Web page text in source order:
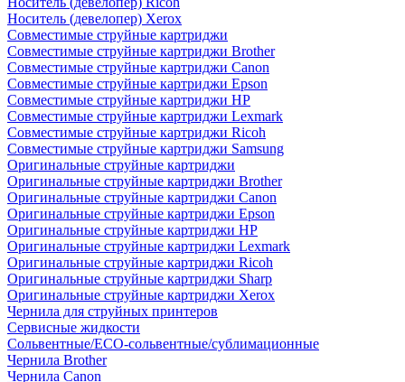
Носитель (девелопер) Xerox
Совместимые струйные картриджи
Совместимые струйные картриджи Brother
Совместимые струйные картриджи Canon
Совместимые струйные картриджи Epson
Совместимые струйные картриджи HP
Совместимые струйные картриджи Lexmark
Совместимые струйные картриджи Ricoh
Совместимые струйные картриджи Samsung
Оригинальные струйные картриджи
Оригинальные струйные картриджи Brother
Оригинальные струйные картриджи Canon
Оригинальные струйные картриджи Epson
Оригинальные струйные картриджи HP
Оригинальные струйные картриджи Lexmark
Оригинальные струйные картриджи Ricoh
Оригинальные струйные картриджи Sharp
Оригинальные струйные картриджи Xerox
Чернила для струйных принтеров
Сервисные жидкости
Сольвентные/ECO-сольвентные/сублимационные
Чернила Brother
Чернила Canon